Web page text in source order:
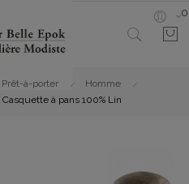
0
Prêt-à-porter
Homme
Casquette à pans 100% Lin